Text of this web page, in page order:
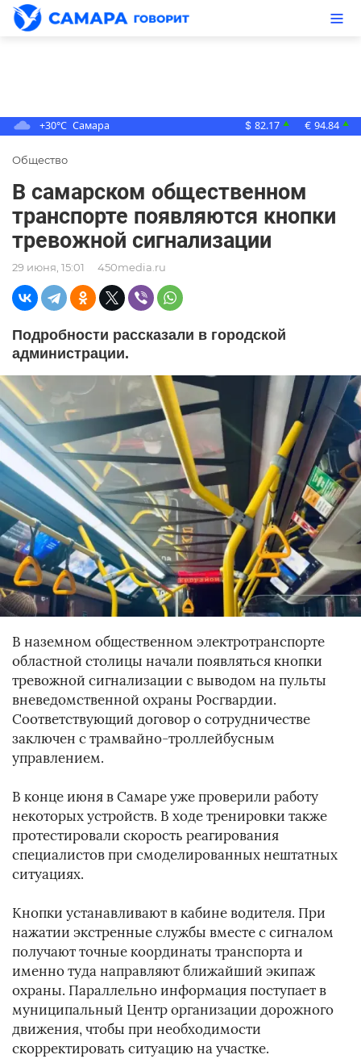
+30°C Самара $ 82.17 ▲ € 94.84 ▲
Общество
В самарском общественном
транспорте появляются кнопки
тревожной сигнализации
29 июня, 15:01 450media.ru
Подробности рассказали в городской
администрации.
В наземном общественном электротранспорте
областной столицы начали появляться кнопки
тревожной сигнализации с выводом на пульты
вневедомственной охраны Росгвардии.
Соответствующий договор о сотрудничестве
заключен с трамвайно-троллейбусным
управлением.
В конце июня в Самаре уже проверили работу
некоторых устройств. В ходе тренировки также
протестировали скорость реагирования
специалистов при смоделированных нештатных
ситуациях.
Кнопки устанавливают в кабине водителя. При
нажатии экстренные службы вместе с сигналом
получают точные координаты транспорта и
именно туда направляют ближайший экипаж
охраны. Параллельно информация поступает в
муниципальный Центр организации дорожного
движения, чтобы при необходимости
скорректировать ситуацию на участке.